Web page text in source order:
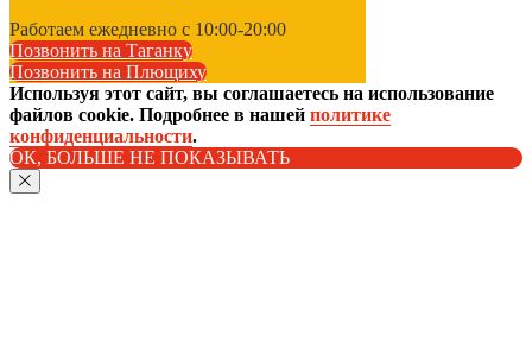
Работаем ежедневно с 10:00-20:00
Позвонить на Таганку
Позвонить на Плющиху
Используя этот сайт, вы соглашаетесь на использование
файлов cookie. Подробнее в нашей политике
конфиденциальности.
ОК, БОЛЬШЕ НЕ ПОКАЗЫВАТЬ